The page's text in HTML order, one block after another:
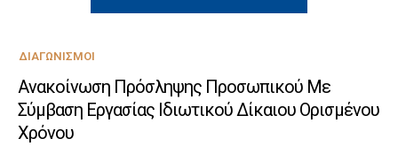
ΔΙΑΓΩΝΙΣΜΟΊ
Ανακοίνωση Πρόσληψης Προσωπικού Με
Σύμβαση Εργασίας Ιδιωτικού Δίκαιου Ορισμένου
Χρόνου